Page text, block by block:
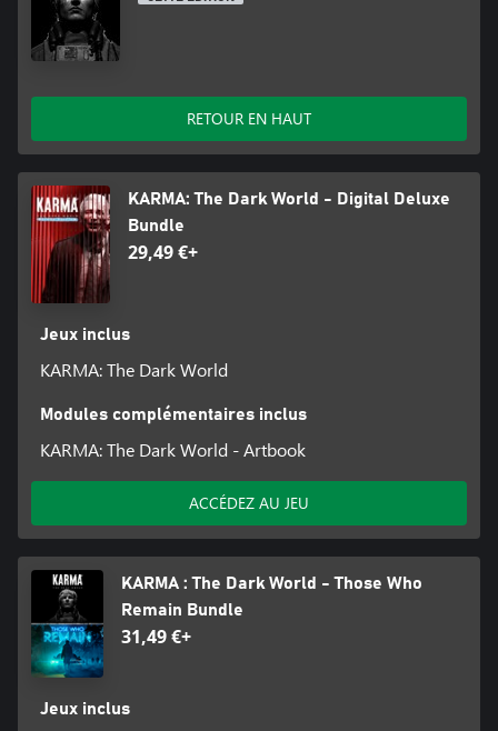
RETOUR EN HAUT
KARMA: The Dark World - Digital Deluxe
Bundle
29,49 €+
Jeux inclus
KARMA: The Dark World
Modules complémentaires inclus
KARMA: The Dark World - Artbook
ACCÉDEZ AU JEU
KARMA : The Dark World - Those Who
Remain Bundle
31,49 €+
Jeux inclus